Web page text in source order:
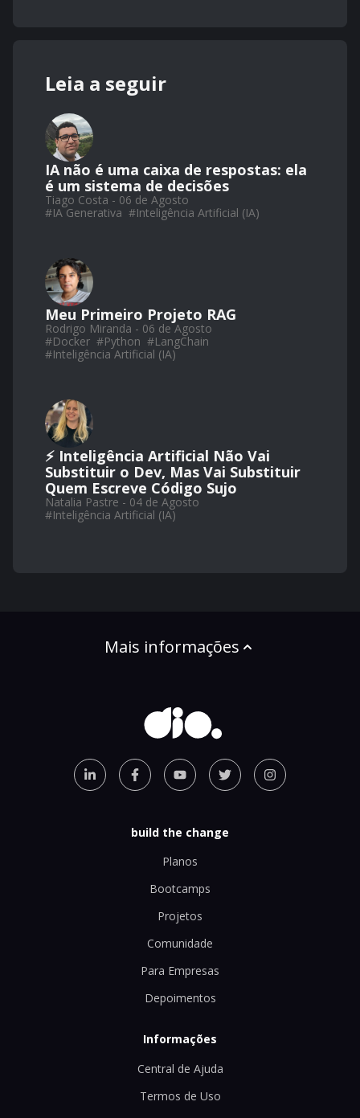
Leia a seguir
IA não é uma caixa de respostas: ela
é um sistema de decisões
Tiago Costa - 06 de Agosto
#IA Generativa #Inteligência Artificial (IA)
Meu Primeiro Projeto RAG
Rodrigo Miranda - 06 de Agosto
#Docker #Python #LangChain
#Inteligência Artificial (IA)
⚡ Inteligência Artificial Não Vai
Substituir o Dev, Mas Vai Substituir
Quem Escreve Código Sujo
Natalia Pastre - 04 de Agosto
#Inteligência Artificial (IA)
Mais informações
build the change
Planos
Bootcamps
Projetos
Comunidade
Para Empresas
Depoimentos
Informações
Central de Ajuda
Termos de Uso